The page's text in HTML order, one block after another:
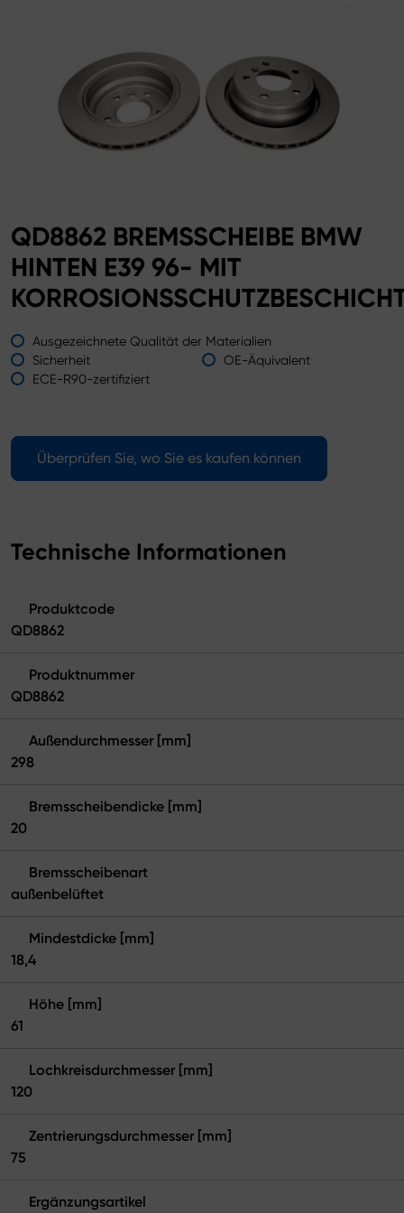
QD8862 BREMSSCHEIBE BMW
HINTEN E39 96- MIT
Ausgezeichnete Qualität der Materialien
Sicherheit
OE-Äquivalent
ECE-R90-zertifiziert
Überprüfen Sie, wo Sie es kaufen können
Technische Informationen
Produktcode
QD8862
Produktnummer
QD8862
Außendurchmesser [mm]
298
Bremsscheibendicke [mm]
20
Bremsscheibenart
außenbelüftet
Mindestdicke [mm]
18,4
Höhe [mm]
61
Lochkreisdurchmesser [mm]
120
Zentrierungsdurchmesser [mm]
75
Ergänzungsartikel